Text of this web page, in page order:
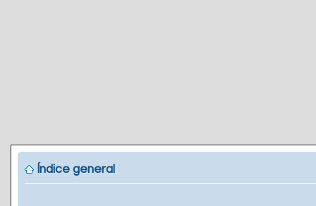
Índice general